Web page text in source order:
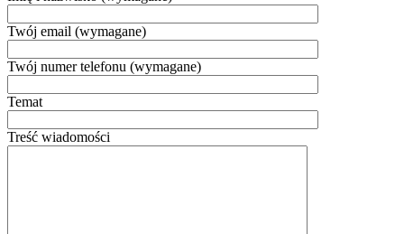
Twój email (wymagane)
Twój numer telefonu (wymagane)
Temat
Treść wiadomości